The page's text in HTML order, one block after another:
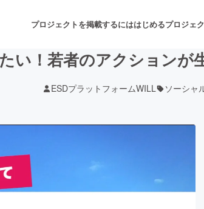
プロジェクトを掲載するにははじめるプロジェ
舞台
ゲーム・サービス開発
い！若者のアクションが
ESDプラットフォームWILL ソーシャ